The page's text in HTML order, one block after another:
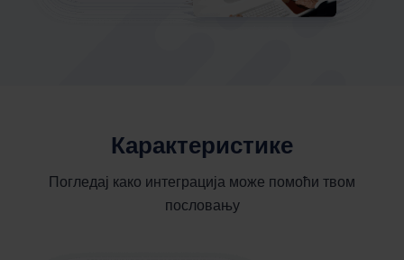
Карактеристике
Погледај како интеграција може помоћи твом
пословању